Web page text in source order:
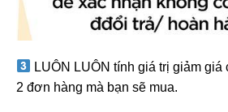
LUÔN LUÔN tính giá trị giảm giá
2 đơn hàng mà bạn sẽ mua.